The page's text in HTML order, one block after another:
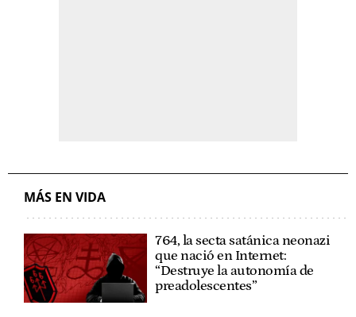
MÁS EN VIDA
764, la secta satánica neonazi
que nació en Internet:
“Destruye la autonomía de
preadolescentes”